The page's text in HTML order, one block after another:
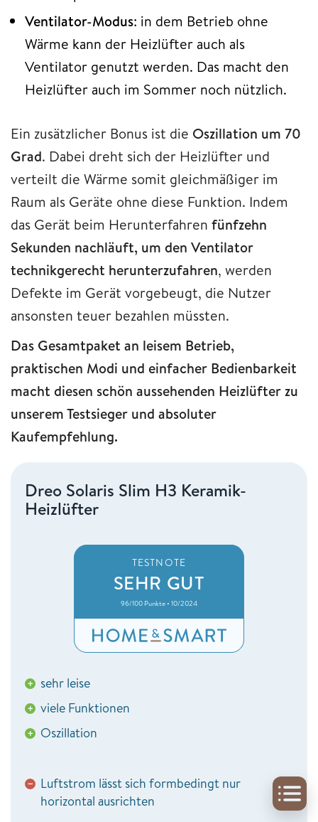
Ventilator-Modus: in dem Betrieb ohne
Wärme kann der Heizlüfter auch als
Ventilator genutzt werden. Das macht den
Heizlüfter auch im Sommer noch nützlich.
Ein zusätzlicher Bonus ist die Oszillation um 70
Grad. Dabei dreht sich der Heizlüfter und
verteilt die Wärme somit gleichmäßiger im
Raum als Geräte ohne diese Funktion. Indem
das Gerät beim Herunterfahren fünfzehn
Sekunden nachläuft, um den Ventilator
technikgerecht herunterzufahren, werden
Defekte im Gerät vorgebeugt, die Nutzer
ansonsten teuer bezahlen müssten.
Das Gesamtpaket an leisem Betrieb,
praktischen Modi und einfacher Bedienbarkeit
macht diesen schön aussehenden Heizlüfter zu
unserem Testsieger und absoluter
Kaufempfehlung.
Dreo Solaris Slim H3 Keramik-
Heizlüfter
TESTNOTE
SEHR GUT
96/100 Punkte • 10/2024
+ sehr leise
+ viele Funktionen
+ Oszillation
− Luftstrom lässt sich formbedingt nur
horizontal ausrichten